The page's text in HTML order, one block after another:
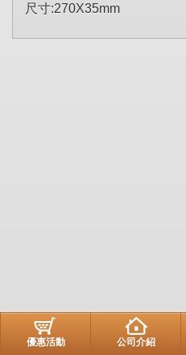
尺寸:270X35mm
優惠活動 公司介紹